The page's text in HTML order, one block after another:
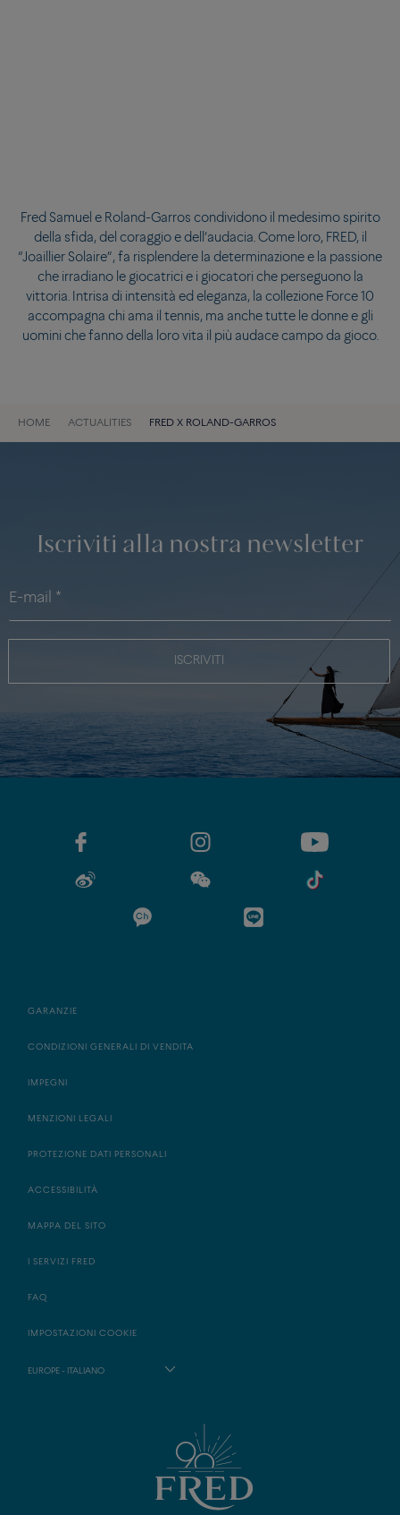
Fred Samuel e Roland-Garros condividono il medesimo spirito
della sfida, del coraggio e dell’audacia. Come loro, FRED, il
“Joaillier Solaire”, fa risplendere la determinazione e la passione
che irradiano le giocatrici e i giocatori che perseguono la
vittoria. Intrisa di intensità ed eleganza, la collezione Force 10
accompagna chi ama il tennis, ma anche tutte le donne e gli
uomini che fanno della loro vita il più audace campo da gioco.
HOME ACTUALITIES FRED X ROLAND-GARROS
Iscriviti alla nostra newsletter
ISCRIVITI
GARANZIE
CONDIZIONI GENERALI DI VENDITA
IMPEGNI
MENZIONI LEGALI
PROTEZIONE DATI PERSONALI
ACCESSIBILITÀ
MAPPA DEL SITO
I SERVIZI FRED
FAQ
IMPOSTAZIONI COOKIE
EUROPE - ITALIANO